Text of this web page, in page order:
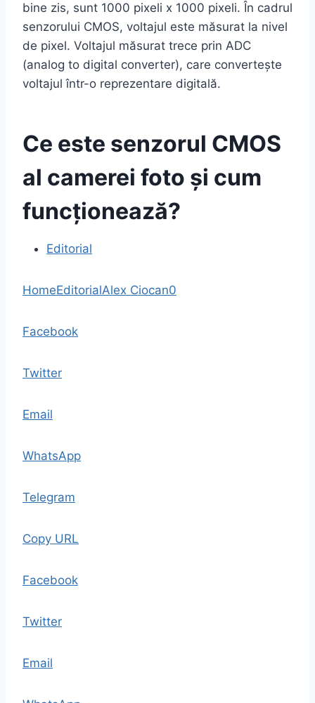
bine zis, sunt 1000 pixeli x 1000 pixeli. În cadrul
senzorului CMOS, voltajul este măsurat la nivel
de pixel. Voltajul măsurat trece prin ADC
(analog to digital converter), care convertește
voltajul într-o reprezentare digitală.
Ce este senzorul CMOS
al camerei foto și cum
funcționează?
Editorial
HomeEditorialAlex Ciocan0
Facebook
Twitter
Email
WhatsApp
Telegram
Copy URL
Facebook
Twitter
Email